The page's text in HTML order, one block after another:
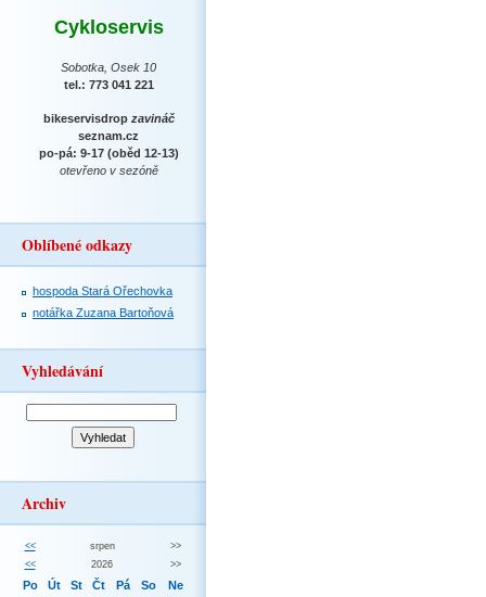
Cykloservis
Sobotka, Osek 10
tel.: 773 041 221
bikeservisdrop zavináč
seznam.cz
po-pá: 9-17 (oběd 12-13)
otevřeno v sezóně
Oblíbené odkazy
hospoda Stará Ořechovka
notářka Zuzana Bartoňová
Vyhledávání
Archiv
<< srpen
>>
<<
2026 >>
Po Út St Čt Pá So Ne